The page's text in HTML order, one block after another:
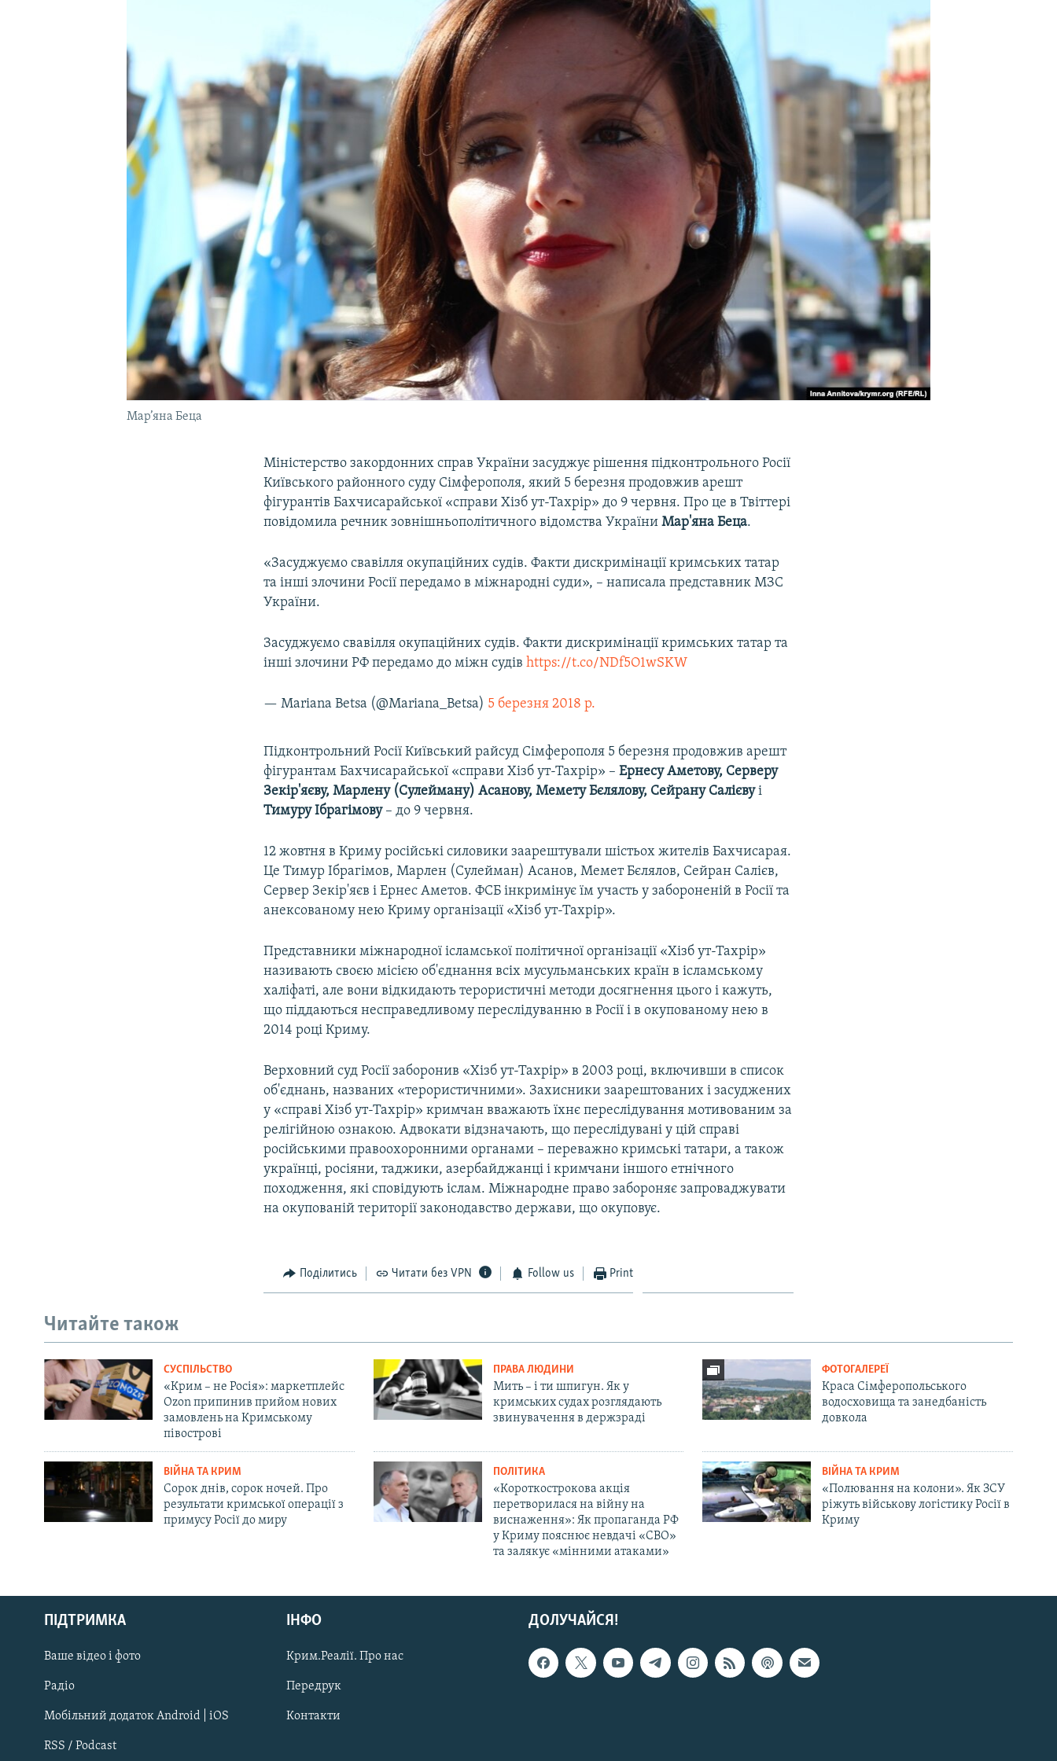
УКРАЇНСЬКА ПРОБЛЕМА КРИМУ
Русский
Qırımtatar
ДОЛУЧАЙСЯ!
Мар’яна Беца
Міністерство закордонних справ України засуджує рішення підконтрольного Росії
Київського районного суду Сімферополя, який 5 березня продовжив арешт
фігурантів Бахчисарайської «справи Хізб ут-Тахрір» до 9 червня. Про це в Твіттері
повідомила речник зовнішньополітичного відомства УкраїниМар'яна Беца.
«Засуджуємо свавілля окупаційних судів. Факти дискримінації кримських татар
та інші злочини Росії передамо в міжнародні суди», – написала представник МЗС
України.
Засуджуємо свавілля окупаційних судів. Факти дискримінації кримських татар та
інші злочини РФ передамо до міжн судівhttps://t.co/NDf5O1wSKW
— Mariana Betsa (@Mariana_Betsa) 5 березня 2018 р.
Підконтрольний Росії Київський райсуд Сімферополя 5 березня продовжив арешт
фігурантам Бахчисарайської «справи Хізб ут-Тахрір» – Ернесу Аметову, Серверу
Зекір'яєву, Марлену (Сулейману) Асанову, Мемету Бєлялову, Сейрану Салієвуі
Тимуру Ібрагімову– до 9 червня.
12 жовтня в Криму російські силовики заарештували шістьох жителів Бахчисарая.
Це Тимур Ібрагімов, Марлен (Сулейман) Асанов, Мемет Бєлялов, Сейран Салієв,
Сервер Зекір'яєв і Ернес Аметов. ФСБ інкримінує їм участь у забороненій в Росії та
анексованому нею Криму організації «Хізб ут-Тахрір».
Представники міжнародної ісламської політичної організації «Хізб ут-Тахрір»
називають своєю місією об'єднання всіх мусульманських країн в ісламському
халіфаті, але вони відкидають терористичні методи досягнення цього і кажуть,
що піддаються несправедливому переслідуванню в Росії і в окупованому нею в
2014 році Криму.
Верховний суд Росії заборонив «Хізб ут-Тахрір» в 2003 році, включивши в список
об'єднань, названих «терористичними». Захисники заарештованих і засуджених
у «справі Хізб ут-Тахрір» кримчан вважають їхнє переслідування мотивованим за
релігійною ознакою. Адвокати відзначають, що переслідувані у цій справі
російськими правоохоронними органами – переважно кримські татари, а також
українці, росіяни, таджики, азербайджанці і кримчани іншого етнічного
походження, які сповідують іслам. Міжнародне право забороняє запроваджувати
на окупованій території законодавство держави, що окуповує.
Поділитись Читати без VPN Follow us Print
Читайте також
СУСПІЛЬСТВО
«Крим – не Росія»: маркетплейс
Ozon припинив прийом нових
замовлень на Кримському
півострові
ПРАВА ЛЮДИНИ
Мить – і ти шпигун. Як у
кримських судах розглядають
звинувачення в держзраді
ФОТОГАЛЕРЕЇ
Краса Сімферопольського
водосховища та занедбаність
довкола
ВІЙНА ТА КРИМ
Сорок днів, сорок ночей. Про
результати кримської операції з
примусу Росії до миру
ПОЛІТИКА
«Короткострокова акція
перетворилася на війну на
виснаження»: Як пропаганда РФ
у Криму пояснює невдачі «СВО»
та залякує «мінними атаками»
ВІЙНА ТА КРИМ
«Полювання на колони». Як ЗСУ
ріжуть військову логістику Росії в
Криму
ДОЛУЧАЙСЯ!
ПІДТРИМКА
Ваше відео і фото
Радіо
Мобільний додаток Android | iOS
RSS / Podcast
ІНФО
Крим.Реалії. Про нас
Передрук
Контакти